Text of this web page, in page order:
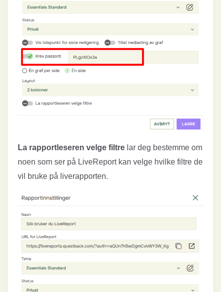
La rapportleseren velge filtre lar deg bestemme om
noen som ser på LiveReport kan velge hvilke filtre de
vil bruke på liverapporten.